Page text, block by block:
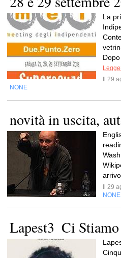
La
Il 29
NONE
novità in uscita,
Il 29
NONE
Lapest3  Ci